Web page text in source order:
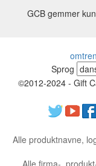
GCB gemmer
Sprog
©2012-2024 - Gift
Alle produktnavne,